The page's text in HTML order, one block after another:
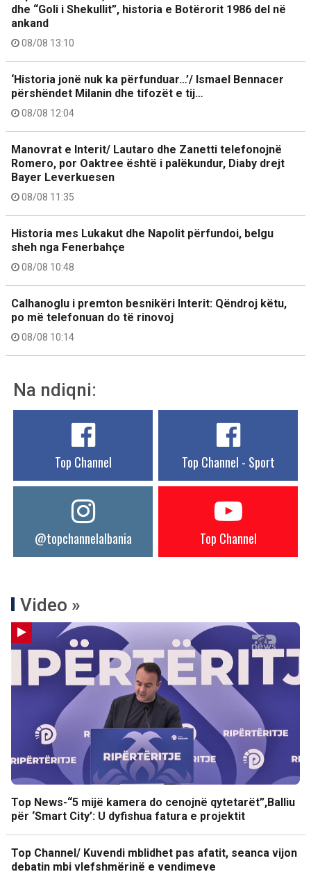
dhe “Goli i Shekullit”, historia e Botërorit 1986 del në
ankand
08/08 13:10
‘Historia jonë nuk ka përfunduar…’/ Ismael Bennacer
përshëndet Milanin dhe tifozët e tij…
08/08 12:04
Manovrat e Interit/ Lautaro dhe Zanetti telefonojnë
Romero, por Oaktree është i palëkundur, Diaby drejt
Bayer Leverkuesen
08/08 11:35
Historia mes Lukakut dhe Napolit përfundoi, belgu
sheh nga Fenerbahçe
08/08 10:48
Calhanoglu i premton besnikëri Interit: Qëndroj këtu,
po më telefonuan do të rinovoj
08/08 10:14
Na ndiqni:
Top Channel Top Channel - Sport
@topchannelalbania Top Channel
Video »
Top News-“5 mijë kamera do cenojnë qytetarët”,Balliu
për ‘Smart City’: U dyfishua fatura e projektit
Top Channel/ Kuvendi mblidhet pas afatit, seanca vijon
debatin mbi vlefshmërinë e vendimeve